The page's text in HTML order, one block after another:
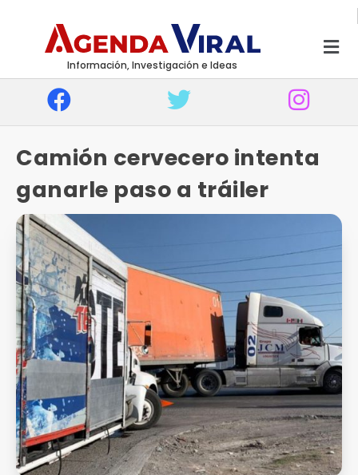
Información, Investigación e Ideas
Camión cervecero intenta
ganarle paso a tráiler